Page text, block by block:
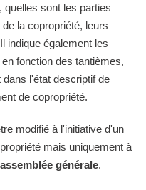
quelles sont les parties
la copropriété, leurs
indique également les
fonction des tantièmes,
l'état descriptif de
de copropriété.
modifié à l'initiative d'un
mais uniquement à
assemblée générale.